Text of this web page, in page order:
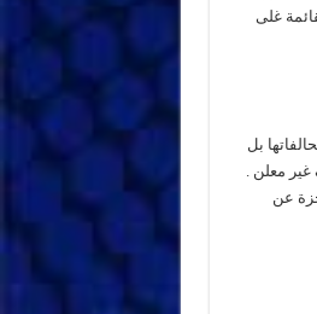
غلى
بل
معلن .
عن